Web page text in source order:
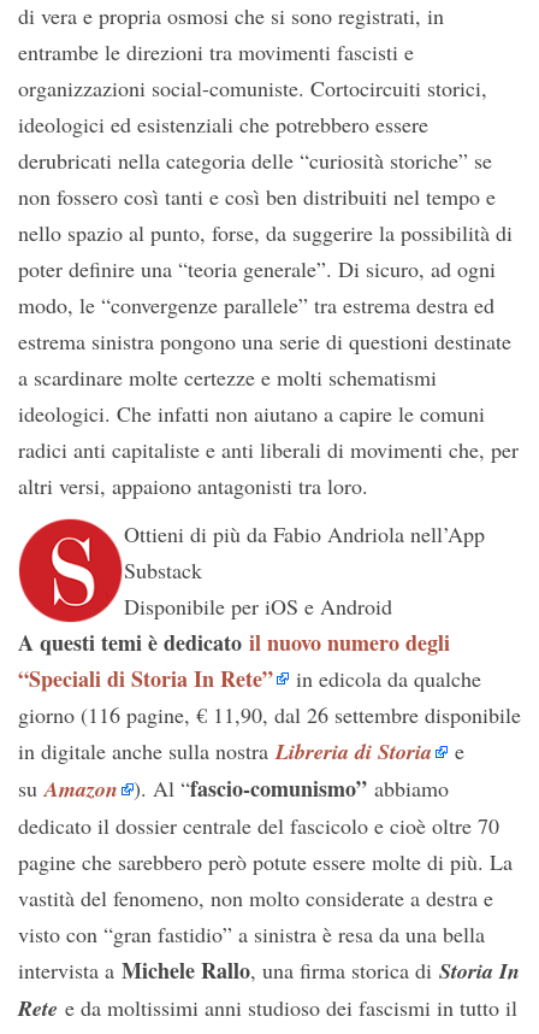
di vera e propria osmosi che si sono registrati, in
entrambe le direzioni tra movimenti fascisti e
organizzazioni social-comuniste. Cortocircuiti storici,
ideologici ed esistenziali che potrebbero essere
derubricati nella categoria delle “curiosità storiche” se
non fossero così tanti e così ben distribuiti nel tempo e
nello spazio al punto, forse, da suggerire la possibilità di
poter definire una “teoria generale”. Di sicuro, ad ogni
modo, le “convergenze parallele” tra estrema destra ed
estrema sinistra pongono una serie di questioni destinate
a scardinare molte certezze e molti schematismi
ideologici. Che infatti non aiutano a capire le comuni
radici anti capitaliste e anti liberali di movimenti che, per
altri versi, appaiono antagonisti tra loro.
Ottieni di più da Fabio Andriola nell’App
Substack
Disponibile per iOS e Android
A questi temi è dedicato il nuovo numero degli
“Speciali di Storia In Rete”
in edicola da qualche
giorno (116 pagine, € 11,90, dal 26 settembre disponibile
in digitale anche sulla nostraLibreria di Storia
e
suAmazon ). Al “fascio-comunismo” abbiamo
dedicato il dossier centrale del fascicolo e cioè oltre 70
pagine che sarebbero però potute essere molte di più. La
vastità del fenomeno, non molto considerate a destra e
visto con “gran fastidio” a sinistra è resa da una bella
intervista a Michele Rallo, una firma storica di Storia In
Rete e da moltissimi anni studioso dei fascismi in tutto il